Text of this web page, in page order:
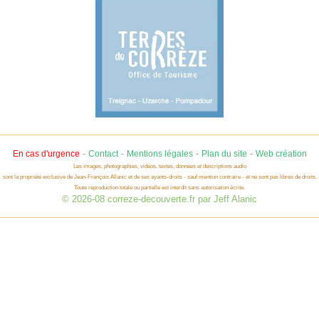
En cas d'urgence - Contact- Mentions légales- Plan du site - Web création
Les images, photographies, vidéos, textes, données et descriptions audio
sont la propriété exclusive de Jean-François Allanic et de ses ayants-droits - sauf mention contraire - et ne sont pas libres de droits.
Toute reproduction totale ou partielle est interdit sans autorisation écrite.
© 2026-08 correze-decouverte.fr par Jeff Alanic